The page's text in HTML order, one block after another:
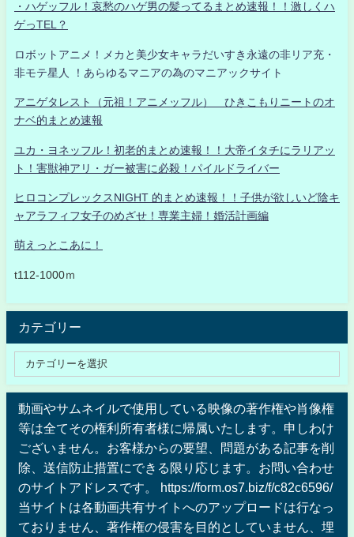
・ハゲッフル！哀愁のハゲ男の髪ってるまとめ速報！！激しくハ
ゲっTEL？
ロボットアニメ！メカと美少女キャラだいすき永遠の非リア充・
非モテ星人 ！あらゆるマニアの為のマニアックサイト
アニゲタレスト（元祖！アニメッフル） ひきこもりニートのオ
ナベ的まとめ速報
ユカ・ヨネッフル！初老的まとめ速報！！大帝イタチにラリアッ
ト！害獣神アリ・ガー被害に必殺！パイルドライバー
ヒロコンプレックスNIGHT 的まとめ速報！！子供が欲しいど陰キ
ャアラフィフ女子のめざせ！専業主婦！婚活計画編
萌えっとこあに！
t112-1000ｍ
カテゴリー
動画やサムネイルで使用している映像の著作権や肖像権
等は全てその権利所有者様に帰属いたします。申しわけ
ございません。お客様からの要望、問題がある記事を削
除、送信防止措置にできる限り応じます。お問い合わせ
のサイトアドレスです。 https://form.os7.biz/f/c82c6596/
当サイトは各動画共有サイトへのアップロードは行なっ
ておりません、著作権の侵害を目的としていません、埋